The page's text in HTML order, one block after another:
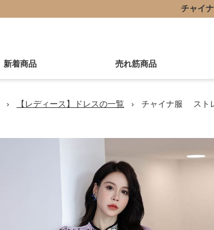
チャイ
新着商品 売れ筋商品
› 【レディース】ドレスの一覧 › チャイナ服 スト